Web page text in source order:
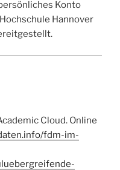
Konto
Hannover
Cloud. Online
fdm-im-